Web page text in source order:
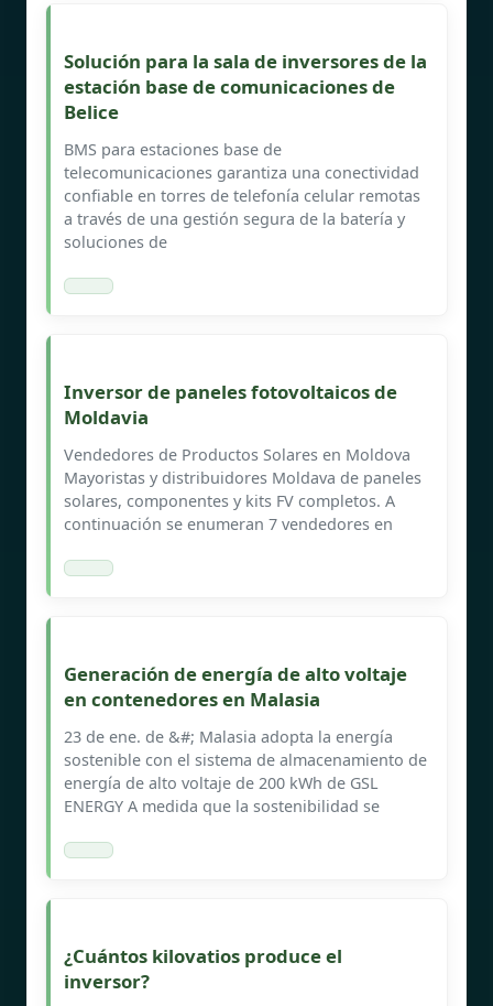
Solución para la sala de inversores de la
estación base de comunicaciones de
Belice
BMS para estaciones base de
telecomunicaciones garantiza una conectividad
confiable en torres de telefonía celular remotas
a través de una gestión segura de la batería y
soluciones de
Inversor de paneles fotovoltaicos de
Moldavia
Vendedores de Productos Solares en Moldova
Mayoristas y distribuidores Moldava de paneles
solares, componentes y kits FV completos. A
continuación se enumeran 7 vendedores en
Generación de energía de alto voltaje
en contenedores en Malasia
23 de ene. de &#; Malasia adopta la energía
sostenible con el sistema de almacenamiento de
energía de alto voltaje de 200 kWh de GSL
ENERGY A medida que la sostenibilidad se
¿Cuántos kilovatios produce el
inversor?